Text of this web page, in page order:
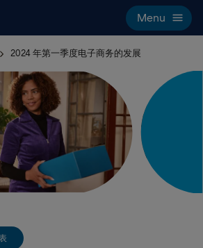
och sök
Menu
2024 年第一季度电子商务的发展